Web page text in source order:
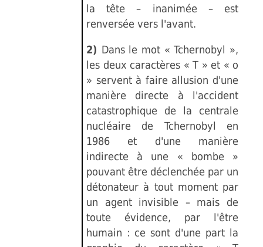
la tête – inanimée – est
renversée vers l'avant.
2) Dans le mot « Tchernobyl »,
les deux caractères « T » et « o
» servent à faire allusion d'une
manière directe à l'accident
catastrophique de la centrale
nucléaire de Tchernobyl en
1986 et d'une manière
indirecte à une « bombe »
pouvant être déclenchée par un
détonateur à tout moment par
un agent invisible – mais de
toute évidence, par l'être
humain : ce sont d'une part la